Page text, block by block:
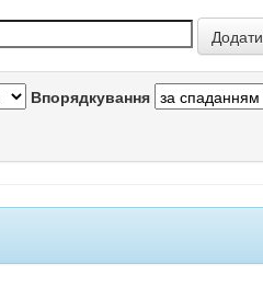
Впорядкування